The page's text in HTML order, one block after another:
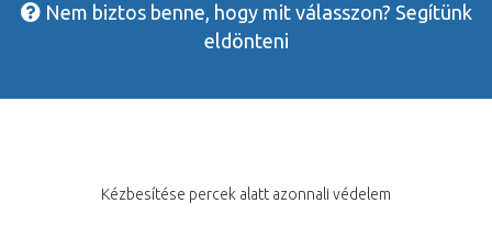
Nem biztos benne, hogy mit válasszon? Segítünk
eldönteni
Kézbesítése percek alatt azonnali védelem